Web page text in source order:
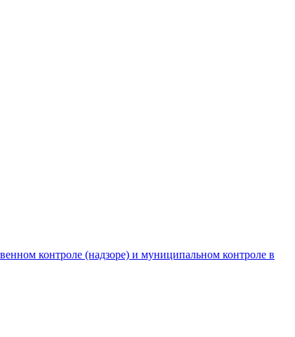
контроле (надзоре) и муниципальном контроле в